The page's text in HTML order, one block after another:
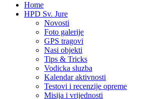
Home
HPD Sv. Jure
Novosti
Foto galerije
GPS tragovi
Nasi objekti
Tips & Tricks
Vodicka sluzba
Kalendar aktivnosti
Testovi i recenzije opreme
Misija i vrijednosti